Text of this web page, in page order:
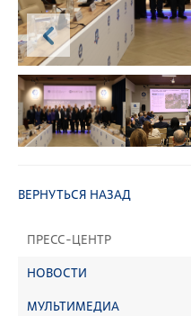
ПРЕСС-ЦЕНТР
НОВОСТИ
МУЛЬТИМЕДИА
ВЕРНУТЬСЯ НАЗАД